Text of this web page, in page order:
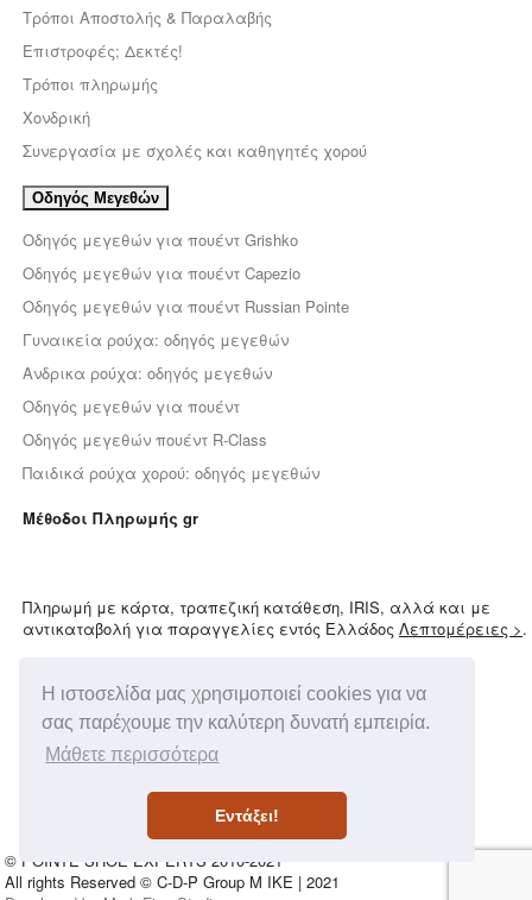
Η ιστοσελίδα μας χρησιμοποιεί cookies για να
σας παρέχουμε την καλύτερη δυνατή εμπειρία.
Μάθετε περισσότερα
Εντάξει!
Τρόποι Αποστολής & Παραλαβής
Επιστροφές; Δεκτές!
Τρόποι πληρωμής
Χονδρική
Συνεργασία με σχολές και καθηγητές χορού
Οδηγός Μεγεθών
Οδηγός μεγεθών για πουέντ Grishko
Οδηγός μεγεθών για πουέντ Capezio
Οδηγός μεγεθών για πουέντ Russian Pointe
Γυναικεία ρούχα: οδηγός μεγεθών
Ανδρικα ρούχα: οδηγός μεγεθών
Οδηγός μεγεθών για πουέντ
Οδηγός μεγεθών πουέντ R-Class
Παιδικά ρούχα χορού: οδηγός μεγεθών
Μέθοδοι Πληρωμής gr
Πληρωμή με κάρτα, τραπεζική κατάθεση, IRIS, αλλά και με
αντικαταβολή για παραγγελίες εντός Ελλάδος Λεπτομέρειες >.
Μίλα με τους ειδικούς μας!
E-mail:
info@pointe.gr
Τηλέφωνο επικοινωνίας:
© POINTE SHOE EXPERTS 2010-2021
All rights Reserved © C-D-P Group M IKE | 2021